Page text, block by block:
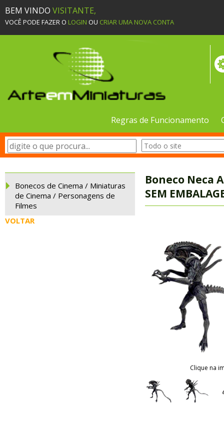
BEM VINDO VISITANTE,
VOCÊ PODE FAZER O LOGIN OU CRIAR UMA NOVA CONTA
Regras de Funcionamento
Bonecos de Cinema / Miniaturas
de Cinema / Personagens de
Filmes
VOLTAR
Boneco Neca
SEM
Clique na